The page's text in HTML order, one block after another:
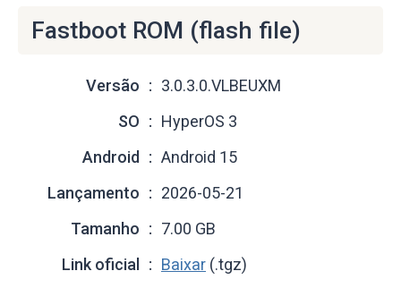
Fastboot ROM (flash file)
Versão
3.0.3.0.VLBEUXM
SO
HyperOS 3
Android
Android 15
Lançamento
2026-05-21
Tamanho
7.00 GB
Link oficial
Baixar (.tgz)